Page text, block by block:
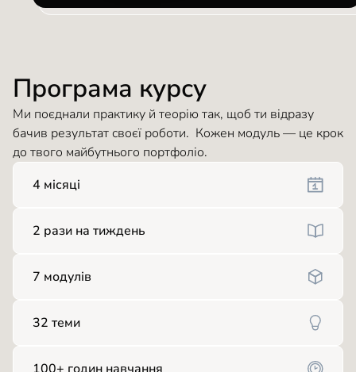
Програма курсу
Ми поєднали практику й теорію так, щоб ти відразу
бачив результат своєї роботи. Кожен модуль — це крок
до твого майбутнього портфоліо.
4 місяці
2 рази на тиждень
7 модулів
32 теми